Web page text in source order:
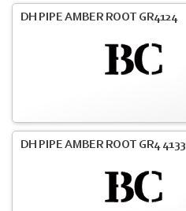
DH PIPE AMBER ROOT GR4124
DH PIPE AMBER ROOT GR4 4133